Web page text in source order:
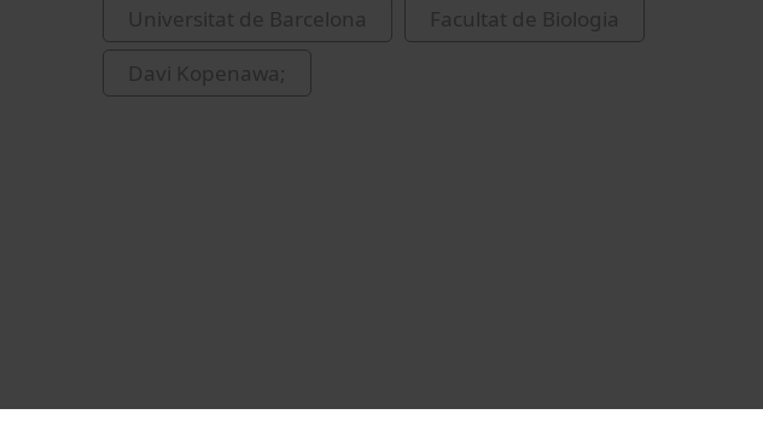
Universitat de Barcelona
Facultat de Biologia
Davi Kopenawa;